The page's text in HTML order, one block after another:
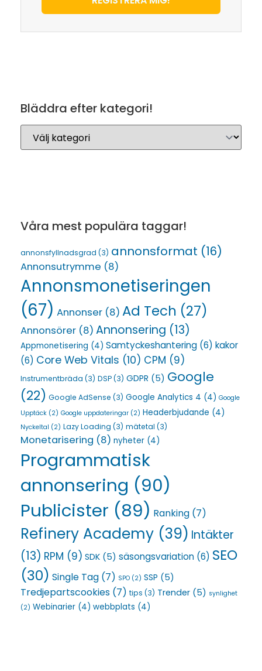
Bläddra efter kategori!
Våra mest populära taggar!
annonsfyllnadsgrad (3) annonsformat (16)
Annonsutrymme (8)
Annonsmonetiseringen
(67) Annonser (8) Ad Tech (27)
Annonsörer (8) Annonsering (13)
Appmonetisering (4) Samtyckeshantering (6) kakor
(6) Core Web Vitals (10) CPM (9)
Instrumentbräda (3) DSP(3) GDPR (5) Google
(22) Google AdSense (3) Google Analytics 4 (4) Google
Upptäck (2) Google uppdateringar (2) Headerbjudande (4)
Nyckeltal (2) Lazy Loading (3) mätetal (3)
Monetarisering (8) nyheter (4)
Programmatisk
annonsering (90)
Publicister (89) Ranking (7)
Refinery Academy (39) Intäkter
(13) RPM (9) SDK (5) säsongsvariation (6) SEO
(30) Single Tag (7) SPO (2) SSP (5)
Tredjepartscookies (7) tips (3) Trender (5) synlighet
(2) Webinarier (4) webbplats (4)